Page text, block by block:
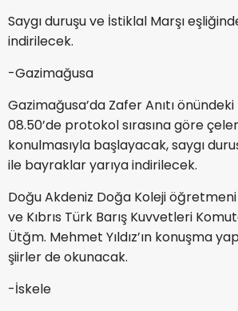
Saygı duruşu ve İstiklal Marşı
indirilecek.
-Gazimağusa
Gazimağusa’da Zafer Anıtı
08.50’de protokol sırasına göre
konulmasıyla başlayacak, saygı
ile bayraklar yarıya indirilecek.
Doğu Akdeniz Doğa Koleji öğretmeni
ve Kıbrıs Türk Barış Kuvvetleri
Ütğm. Mehmet Yıldız’ın konuşma
şiirler de okunacak.
-İskele